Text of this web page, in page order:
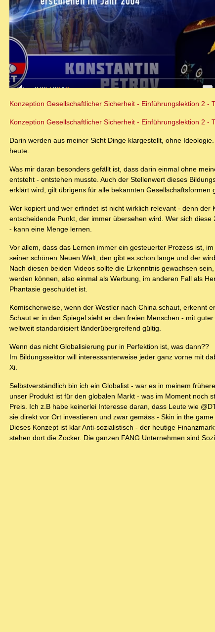
Konzeption Gesellschaftlicher Sicherheit - Einführungslektion 2 -
Konzeption Gesellschaftlicher Sicherheit - Einführungslektion 2 -
Darin werden aus meiner Sicht Dinge klargestellt, ohne
heute.
Was mir daran besonders gefällt ist, dass darin einmal ohne
entsteht - entstehen musste. Auch der Stellenwert dieses
erklärt wird, gilt übrigens für alle bekannten Gesellschaftsformen
Wer kopiert und wer erfindet ist nicht wirklich relevant - denn
entscheidende Punkt, der immer übersehen wird. Wer sich
- kann eine Menge lernen.
Vor allem, dass das Lernen immer ein gesteuerter Prozess ist,
seiner schönen Neuen Welt, den gibt es schon lange und der
Nach diesen beiden Videos sollte die Erkenntnis gewachsen
werden können, also einmal als Werbung, im anderen Fall als
Phantasie geschuldet ist.
Komischerweise, wenn der Westler nach China schaut, erkennt
Schaut er in den Spiegel sieht er den freien Menschen - mit guter
weltweit standardisiert länderübergreifend gültig.
Wenn das nicht Globalisierung pur in Perfektion ist, was dann??
Im Bildungssektor will interessanterweise jeder ganz vorne mit
Xi.
Selbstverständlich bin ich ein Globalist - war es in meinem
unser Produkt ist für den globalen Markt - was im Moment noch
Preis. Ich z.B habe keinerlei Interesse daran, dass Leute wie
sie direkt vor Ort investieren und zwar gemäss - Skin in the
Dieses Konzept ist klar Anti-sozialistisch - der heutige
stehen dort die Zocker. Die ganzen FANG Unternehmen sind